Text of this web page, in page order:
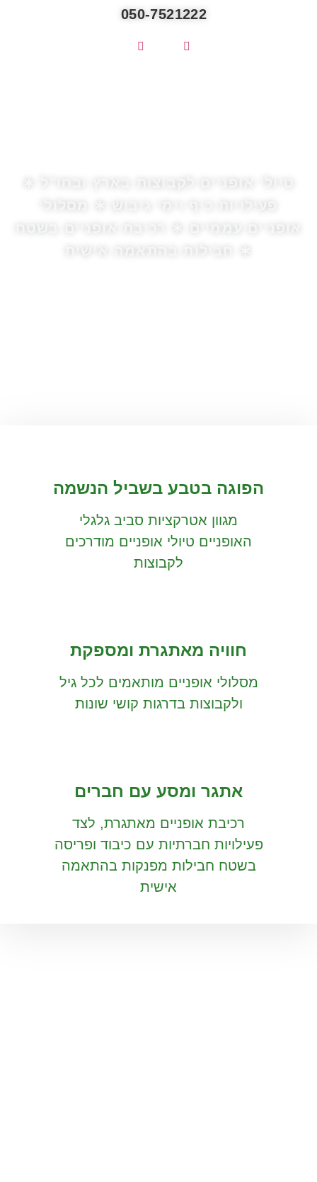
050-7521222
פעילויות כיף וימי גיבוש ∗ מסלולי
הפוגה בטבע בשביל הנשמה
מגוון אטרקציות סביב גלגלי
האופניים טיולי אופניים מודרכים
לקבוצות
חוויה מאתגרת ומספקת
מסלולי אופניים מותאמים לכל גיל
ולקבוצות בדרגות קושי שונות
אתגר ומסע עם חברים
רכיבת אופניים מאתגרת, לצד
פעילויות חברתיות עם כיבוד ופריסה
בשטח חבילות מפנקות בהתאמה
אישית